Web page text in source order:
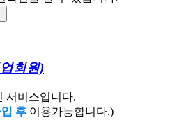
회원)
서비스입니다.
후 이용가능합니다.)